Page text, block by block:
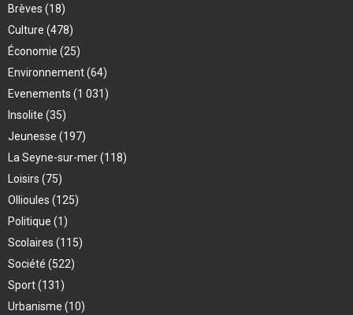
Brèves (18)
Culture (478)
Économie (25)
Environnement(64)
Evenements (1 031)
Insolite (35)
Jeunesse (197)
La Seyne-sur-mer(118)
Loisirs (75)
Ollioules (125)
Politique (1)
Scolaires (115)
Société (522)
Sport(131)
Urbanisme (10)